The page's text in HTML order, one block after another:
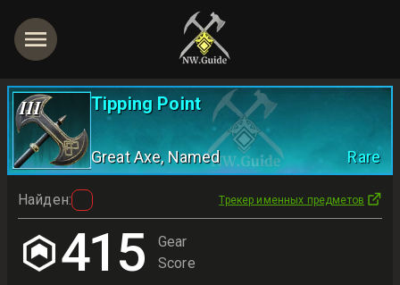
III Tipping Point
Great Axe, Named Rare
Найден: Трекер именных предметов
415
Gear
Score